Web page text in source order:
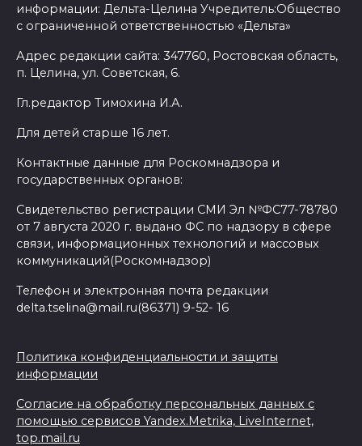
информации: Дельта-Целина Учредитель:Общество
с ограниченной ответственностью «Дельта»
Адрес редакции сайта: 347760, Ростовская область,
п. Целина, ул. Советская, 6.
Гл.редактор Тимохина И.А.
Для детей старше 16 лет.
Контактные данные для Роскомнадзора и
государственных органов:
Свидетельство регистрации СМИ Эл №ФС77-78780
от 7 августа 2020 г. выдано ФС по надзору в сфере
связи, информационных технологий и массовых
коммуникаций(Роскомнадзор)
Телефон и электронная почта редакции
delta.tselina@mail.ru(86371) 9-52- 16
Политика конфиденциальности и защиты
информации
Согласие на обработку персональных данных с
помощью сервисов Yandex.Metrika, LiveInternet,
top.mail.ru